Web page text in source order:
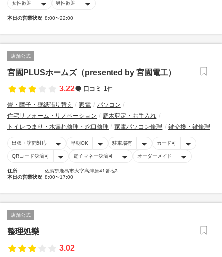
女性歓迎 男性歓迎
本日の営業状況 8:00〜22:00
店舗公式
宮園PLUSホームズ（presented by 宮園電工）
3.22
口コミ 1件
畳・障子・壁紙張り替え 家電
パソコン
住宅リフォーム・リノベーション
庭木剪定・お手入れ
トイレつまり・水漏れ修理・蛇口修理
家電パソコン修理 鍵交換・鍵修理
出張・訪問対応 早朝OK 駐車場有 カード可
QRコード決済可 電子マネー決済可 オーダーメイド
住所
佐賀県鹿島市大字高津原41番地3
本日の営業状況 8:00〜17:00
店舗公式
整理処樂
3.02